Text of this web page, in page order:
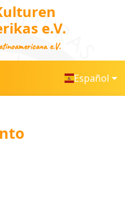
e.V.
e.V.
Español